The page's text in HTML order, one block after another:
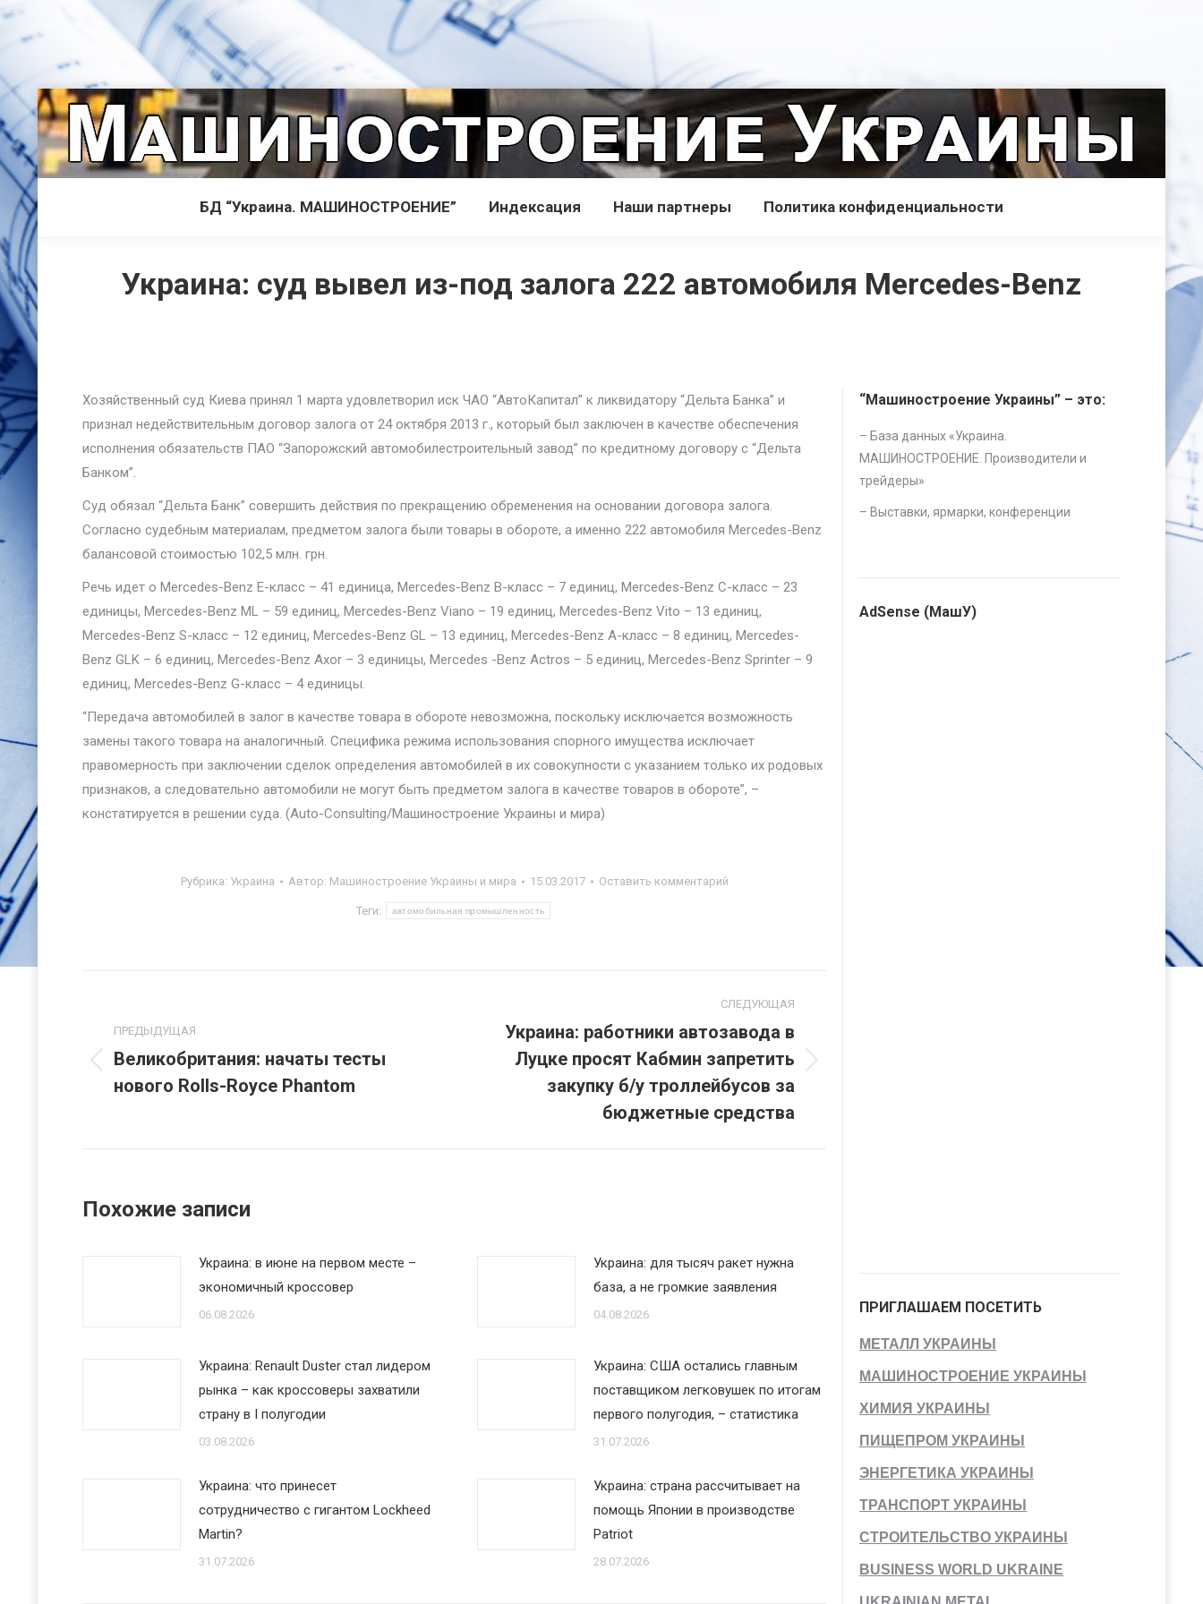
БД “Украина. МАШИНОСТРОЕНИЕ” Индекcация Наши партнеры Политика конфиденциальности
Украина: суд вывел из-под залога 222 автомобиля Mercedes-Benz
Хозяйственный суд Киева принял 1 марта удовлетворил иск ЧАО “АвтоКапитал” к ликвидатору “Дельта Банка” и
признал недействительным договор залога от 24 октября 2013 г., который был заключен в качестве обеспечения
исполнения обязательств ПАО “Запорожский автомобилестроительный завод” по кредитному договору с “Дельта
Банком”.
Суд обязал “Дельта Банк” совершить действия по прекращению обременения на основании договора залога.
Согласно судебным материалам, предметом залога были товары в обороте, а именно 222 автомобиля Mercedes-Benz
балансовой стоимостью 102,5 млн. грн.
Речь идет о Mercedes-Benz Е-класс – 41 единица, Mercedes-Benz В-класс – 7 единиц, Mercedes-Benz С-класс – 23
единицы, Mercedes-Benz ML – 59 единиц, Mercedes-Benz Viano – 19 единиц, Mercedes-Benz Vito – 13 единиц,
Mercedes-Benz S-класс – 12 единиц, Mercedes-Benz GL – 13 единиц, Mercedes-Benz А-класс – 8 единиц, Mercedes-
Benz GLK – 6 единиц, Mercedes-Benz Axor – 3 единицы, Mercedes -Benz Actros – 5 единиц, Mercedes-Benz Sprinter – 9
единиц, Mercedes-Benz G-класс – 4 единицы.
“Передача автомобилей в залог в качестве товара в обороте невозможна, поскольку исключается возможность
замены такого товара на аналогичный. Специфика режима использования спорного имущества исключает
правомерность при заключении сделок определения автомобилей в их совокупности с указанием только их родовых
признаков, а следовательно автомобили не могут быть предметом залога в качестве товаров в обороте”, –
констатируется в решении суда. (Auto-Consulting/Машиностроение Украины и мира)
Рубрика: Украина Автор: Машиностроение Украины и мира 15.03.2017 Оставить комментарий
Теги: автомобильная промышленность
по
записям
ПРЕДЫДУЩАЯ
Предыдущая
запись:
Великобритания: начаты тесты
нового Rolls-Royce Phantom
СЛЕДУЮЩАЯ
Следующая
Украина: работники автозавода в
Луцке просят Кабмин запретить
закупку б/у троллейбусов за
бюджетные средства
Похожие записи
Украина: в июне на первом месте –
экономичный кроссовер
06.08.2026
Украина: для тысяч ракет нужна
база, а не громкие заявления
04.08.2026
Украина: Renault Duster стал лидером
рынка – как кроссоверы захватили
страну в I полугодии
03.08.2026
Украина: США остались главным
поставщиком легковушек по итогам
первого полугодия, – статистика
31.07.2026
Украина: что принесет
сотрудничество с гигантом Lockheed
Martin?
31.07.2026
Украина: страна рассчитывает на
помощь Японии в производстве
Patriot
28.07.2026
“Машиностроение Украины” – это:
– База данных «Украина.
МАШИНОСТРОЕНИЕ. Производители и
трейдеры»
– Выставки, ярмарки, конференции
AdSense (МашУ)
ПРИГЛАШАЕМ ПОСЕТИТЬ
МЕТАЛЛ УКРАИНЫ
МАШИНОСТРОЕНИЕ УКРАИНЫ
ХИМИЯ УКРАИНЫ
ПИЩЕПРОМ УКРАИНЫ
ЭНЕРГЕТИКА УКРАИНЫ
ТРАНСПОРТ УКРАИНЫ
СТРОИТЕЛЬСТВО УКРАИНЫ
BUSINESS WORLD UKRAINE